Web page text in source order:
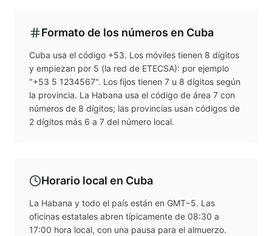
Formato de los números en Cuba
Cuba usa el código +53. Los móviles tienen 8 dígitos
y empiezan por 5 (la red de ETECSA): por ejemplo
"+53 5 1234567". Los fijos tienen 7 u 8 dígitos según
la provincia. La Habana usa el código de área 7 con
números de 8 dígitos; las provincias usan códigos de
2 dígitos más 6 a 7 del número local.
Horario local en Cuba
La Habana y todo el país están en GMT−5. Las
oficinas estatales abren típicamente de 08:30 a
17:00 hora local, con una pausa para el almuerzo.